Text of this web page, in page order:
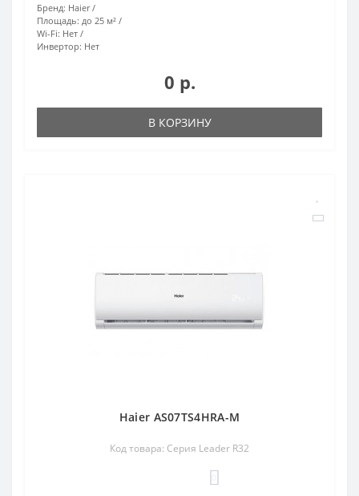
Бренд: Haier
Площадь: до 25 м²
Wi-Fi: Нет
Инвертор: Нет
0 р.
В КОРЗИНУ
Haier AS07TS4HRA-M
Код товара: Серия Leader R32